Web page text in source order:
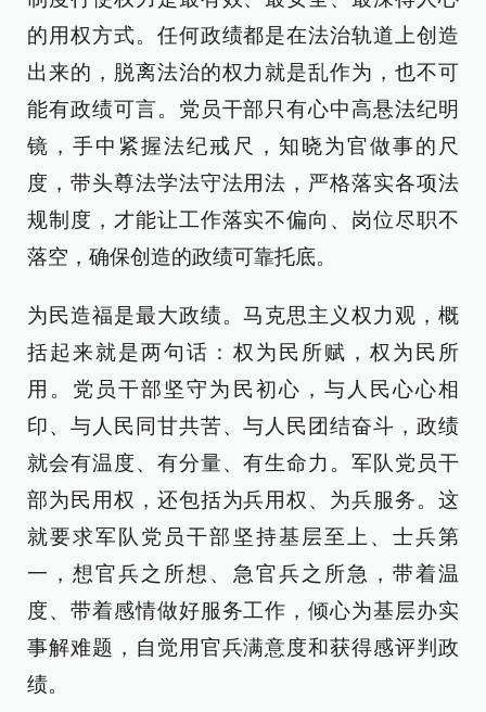
的用权方式。任何政绩都是在法治轨道上创造
出来的，脱离法治的权力就是乱作为，也不可
能有政绩可言。党员干部只有心中高悬法纪明
镜，手中紧握法纪戒尺，知晓为官做事的尺
度，带头尊法学法守法用法，严格落实各项法
规制度，才能让工作落实不偏向、岗位尽职不
落空，确保创造的政绩可靠托底。
为民造福是最大政绩。马克思主义权力观，概
括起来就是两句话：权为民所赋，权为民所
用。党员干部坚守为民初心，与人民心心相
印、与人民同甘共苦、与人民团结奋斗，政绩
就会有温度、有分量、有生命力。军队党员干
部为民用权，还包括为兵用权、为兵服务。这
就要求军队党员干部坚持基层至上、士兵第
一，想官兵之所想、急官兵之所急，带着温
度、带着感情做好服务工作，倾心为基层办实
事解难题，自觉用官兵满意度和获得感评判政
绩。